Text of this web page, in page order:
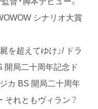
シナリオ⼤賞
を超えてゆけ」/ ドラ
開局⼆⼗周年記念ド
カ BS 開局⼆⼗周年
それともヴィラン？